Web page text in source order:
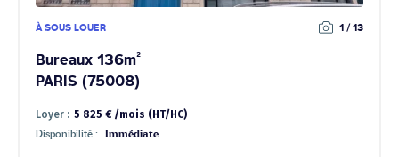
À SOUS LOUER 1 / 13
Bureaux 136m²
PARIS (75008)
Loyer : 5 825 € /mois (HT/HC)
Disponibilité : Immédiate